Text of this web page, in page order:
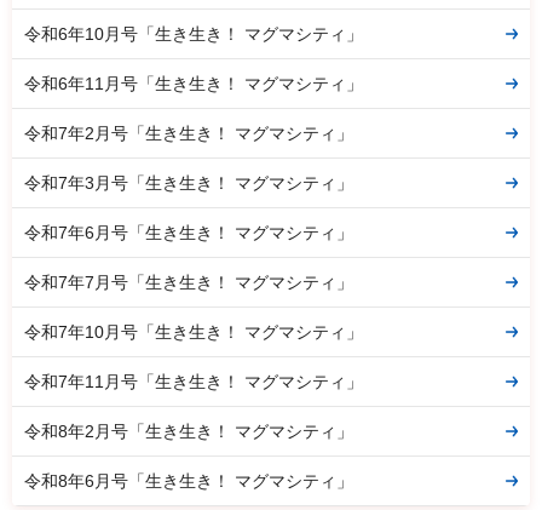
令和6年10月号「生き生き！ マグマシティ」
令和6年11月号「生き生き！ マグマシティ」
令和7年2月号「生き生き！ マグマシティ」
令和7年3月号「生き生き！ マグマシティ」
令和7年6月号「生き生き！ マグマシティ」
令和7年7月号「生き生き！ マグマシティ」
令和7年10月号「生き生き！ マグマシティ」
令和7年11月号「生き生き！ マグマシティ」
令和8年2月号「生き生き！ マグマシティ」
令和8年6月号「生き生き！ マグマシティ」